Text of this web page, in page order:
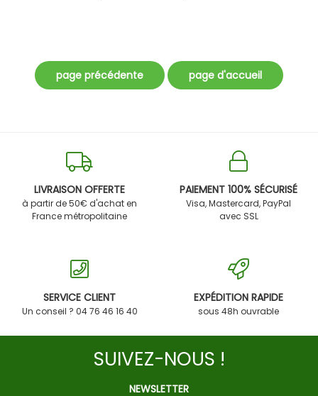
LIVRAISON OFFERTE
à partir de 50€ d'achat en
France métropolitaine
PAIEMENT 100% SÉCURISÉ
Visa, Mastercard, PayPal
avec SSL
SERVICE CLIENT
Un conseil ? 04 76 46 16 40
EXPÉDITION RAPIDE
sous 48h ouvrable
SUIVEZ-NOUS !
NEWSLETTER